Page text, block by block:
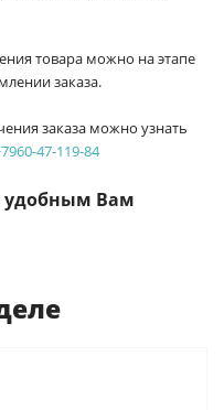
товара можно на этапе
заказа.
заказа можно узнать
47-119-84
удобным Вам
Данный вид